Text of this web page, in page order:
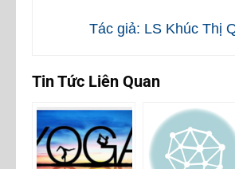
Tác giả: LS Khúc Thị
Tin Tức Liên Quan